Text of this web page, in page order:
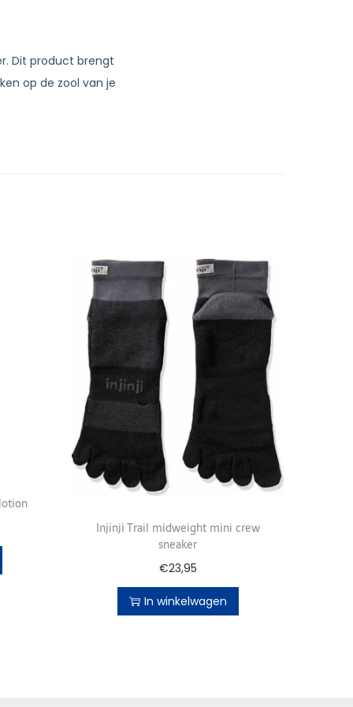
Dit product brengt
op de zool van je
Injinji Trail midweight mini crew
sneaker
€23,95
In winkelwagen